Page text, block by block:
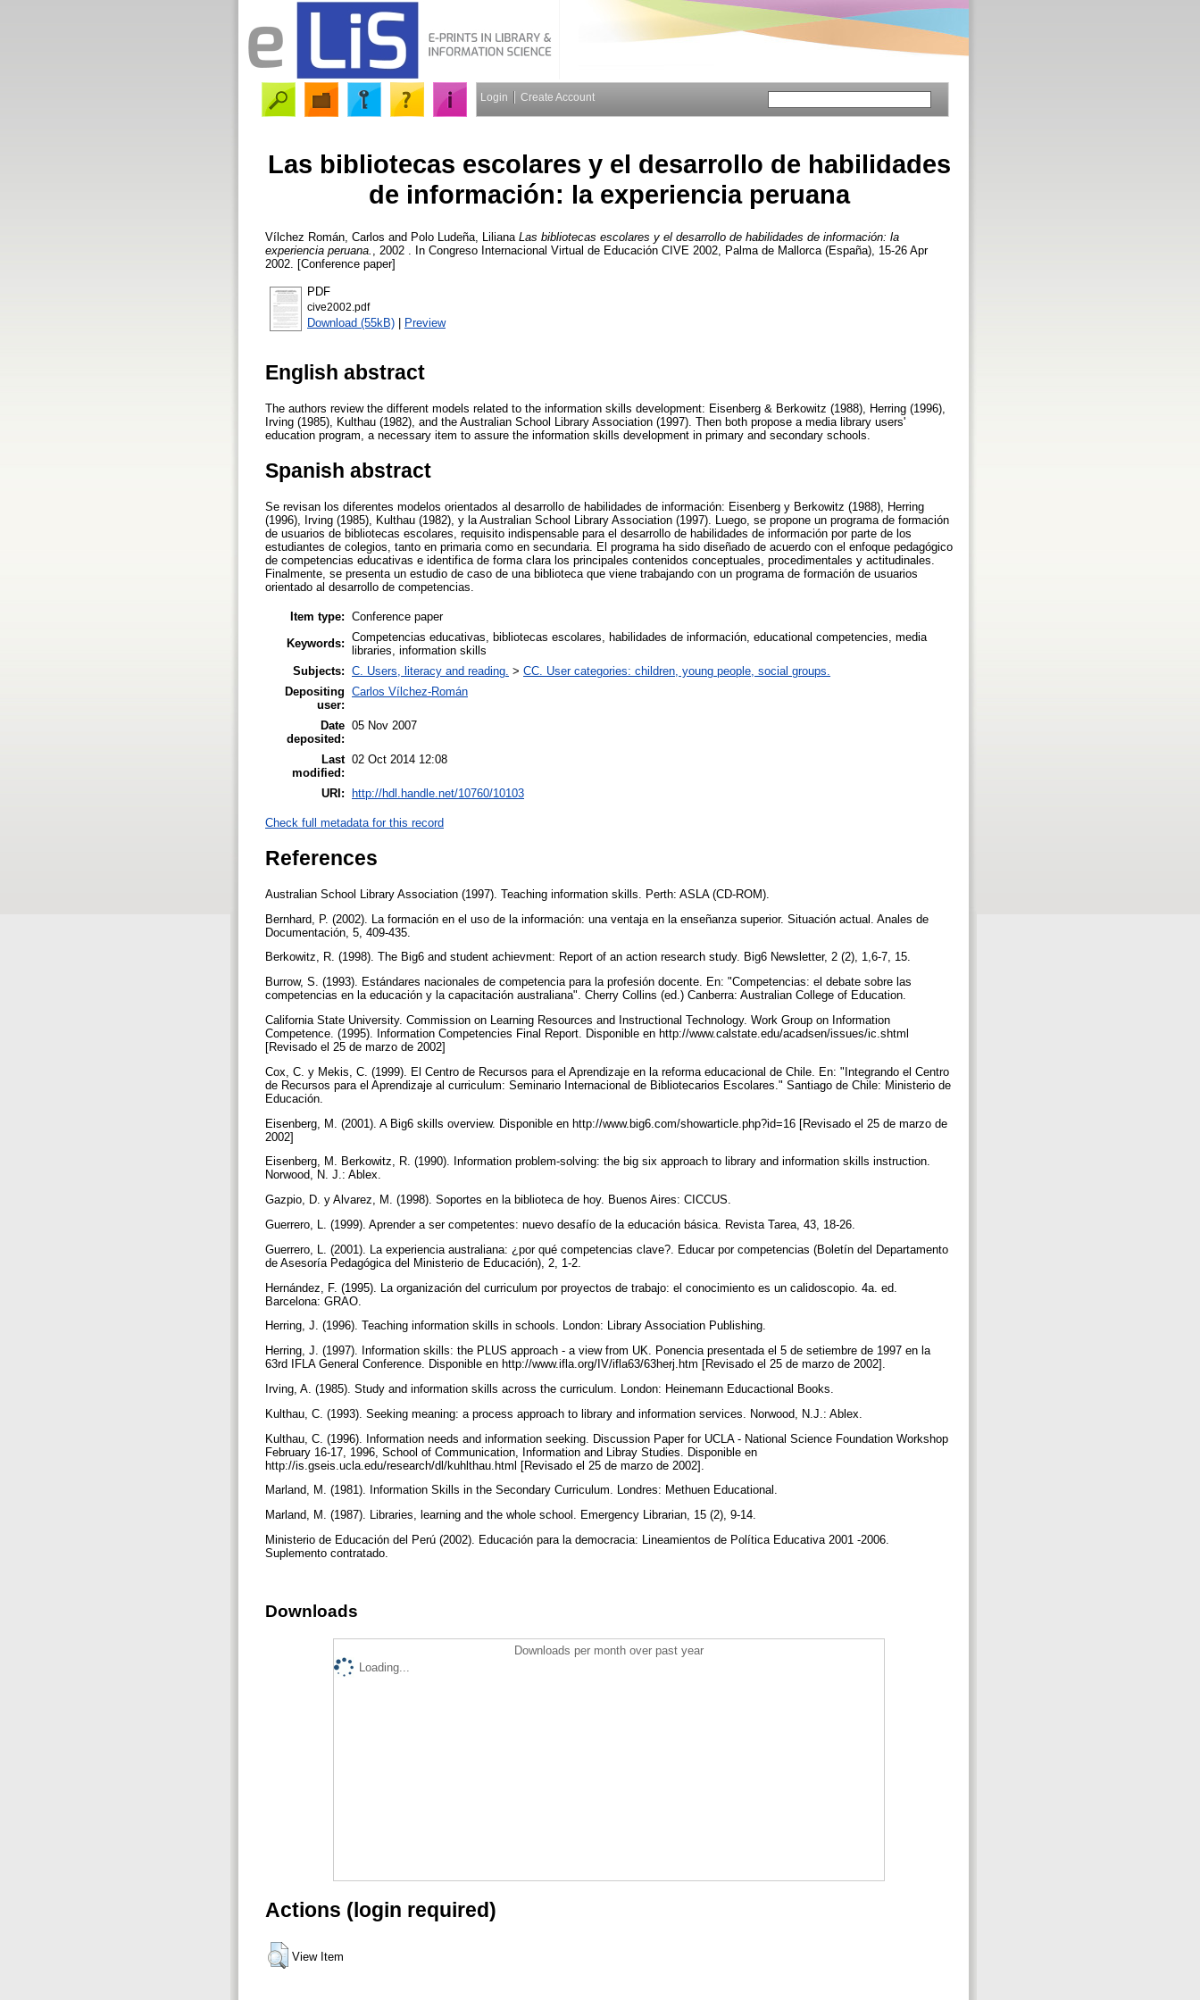
Login Create Account
Las bibliotecas escolares y el desarrollo de habilidades
de información: la experiencia peruana
Vílchez Román, Carlos and Polo Ludeña, Liliana Las bibliotecas escolares y el desarrollo de habilidades de información: la
experiencia peruana.
, 2002 . In Congreso Internacional Virtual de Educación CIVE 2002, Palma de Mallorca (España), 15-26 Apr
2002. [Conference paper]
PDF
cive2002.pdf
Download (55kB) | Preview
English abstract
The authors review the different models related to the information skills development: Eisenberg & Berkowitz (1988), Herring (1996),
Irving (1985), Kulthau (1982), and the Australian School Library Association (1997). Then both propose a media library users'
education program, a necessary item to assure the information skills development in primary and secondary schools.
Spanish abstract
Se revisan los diferentes modelos orientados al desarrollo de habilidades de información: Eisenberg y Berkowitz (1988), Herring
(1996), Irving (1985), Kulthau (1982), y la Australian School Library Association (1997). Luego, se propone un programa de formación
de usuarios de bibliotecas escolares, requisito indispensable para el desarrollo de habilidades de información por parte de los
estudiantes de colegios, tanto en primaria como en secundaria. El programa ha sido diseñado de acuerdo con el enfoque pedagógico
de competencias educativas e identifica de forma clara los principales contenidos conceptuales, procedimentales y actitudinales.
Finalmente, se presenta un estudio de caso de una biblioteca que viene trabajando con un programa de formación de usuarios
orientado al desarrollo de competencias.
Item type: Conference paper
Keywords: Competencias educativas, bibliotecas escolares, habilidades de información, educational competencies, media
libraries, information skills
Subjects: C. Users, literacy and reading. > CC. User categories: children, young people, social groups.
Depositing
user:
Carlos Vílchez-Román
Date
deposited:
05 Nov 2007
Last
modified:
02 Oct 2014 12:08
URI: http://hdl.handle.net/10760/10103
Check full metadata for this record
References
Australian School Library Association (1997). Teaching information skills. Perth: ASLA (CD-ROM).
Bernhard, P. (2002). La formación en el uso de la información: una ventaja en la enseñanza superior. Situación actual. Anales de
Documentación, 5, 409-435.
Berkowitz, R. (1998). The Big6 and student achievment: Report of an action research study. Big6 Newsletter, 2 (2), 1,6-7, 15.
Burrow, S. (1993). Estándares nacionales de competencia para la profesión docente. En: "Competencias: el debate sobre las
competencias en la educación y la capacitación australiana". Cherry Collins (ed.) Canberra: Australian College of Education.
California State University. Commission on Learning Resources and Instructional Technology. Work Group on Information
Competence. (1995). Information Competencies Final Report. Disponible en http://www.calstate.edu/acadsen/issues/ic.shtml
[Revisado el 25 de marzo de 2002]
Cox, C. y Mekis, C. (1999). El Centro de Recursos para el Aprendizaje en la reforma educacional de Chile. En: "Integrando el Centro
de Recursos para el Aprendizaje al curriculum: Seminario Internacional de Bibliotecarios Escolares." Santiago de Chile: Ministerio de
Educación.
Eisenberg, M. (2001). A Big6 skills overview. Disponible en http://www.big6.com/showarticle.php?id=16 [Revisado el 25 de marzo de
2002]
Eisenberg, M. Berkowitz, R. (1990). Information problem-solving: the big six approach to library and information skills instruction.
Norwood, N. J.: Ablex.
Gazpio, D. y Alvarez, M. (1998). Soportes en la biblioteca de hoy. Buenos Aires: CICCUS.
Guerrero, L. (1999). Aprender a ser competentes: nuevo desafío de la educación básica. Revista Tarea, 43, 18-26.
Guerrero, L. (2001). La experiencia australiana: ¿por qué competencias clave?. Educar por competencias (Boletín del Departamento
de Asesoría Pedagógica del Ministerio de Educación), 2, 1-2.
Hernández, F. (1995). La organización del curriculum por proyectos de trabajo: el conocimiento es un calidoscopio. 4a. ed.
Barcelona: GRAO.
Herring, J. (1996). Teaching information skills in schools. London: Library Association Publishing.
Herring, J. (1997). Information skills: the PLUS approach - a view from UK. Ponencia presentada el 5 de setiembre de 1997 en la
63rd IFLA General Conference. Disponible en http://www.ifla.org/IV/ifla63/63herj.htm [Revisado el 25 de marzo de 2002].
Irving, A. (1985). Study and information skills across the curriculum. London: Heinemann Educactional Books.
Kulthau, C. (1993). Seeking meaning: a process approach to library and information services. Norwood, N.J.: Ablex.
Kulthau, C. (1996). Information needs and information seeking. Discussion Paper for UCLA - National Science Foundation Workshop
February 16-17, 1996, School of Communication, Information and Libray Studies. Disponible en
http://is.gseis.ucla.edu/research/dl/kuhlthau.html [Revisado el 25 de marzo de 2002].
Marland, M. (1981). Information Skills in the Secondary Curriculum. Londres: Methuen Educational.
Marland, M. (1987). Libraries, learning and the whole school. Emergency Librarian, 15 (2), 9-14.
Ministerio de Educación del Perú (2002). Educación para la democracia: Lineamientos de Política Educativa 2001 -2006.
Suplemento contratado.
Downloads
Downloads per month over past year
Loading...
Actions (login required)
View Item